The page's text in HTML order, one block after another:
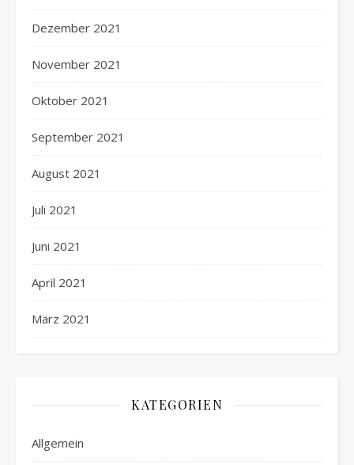
Dezember 2021
November 2021
Oktober 2021
September 2021
August 2021
Juli 2021
Juni 2021
April 2021
März 2021
KATEGORIEN
Allgemein